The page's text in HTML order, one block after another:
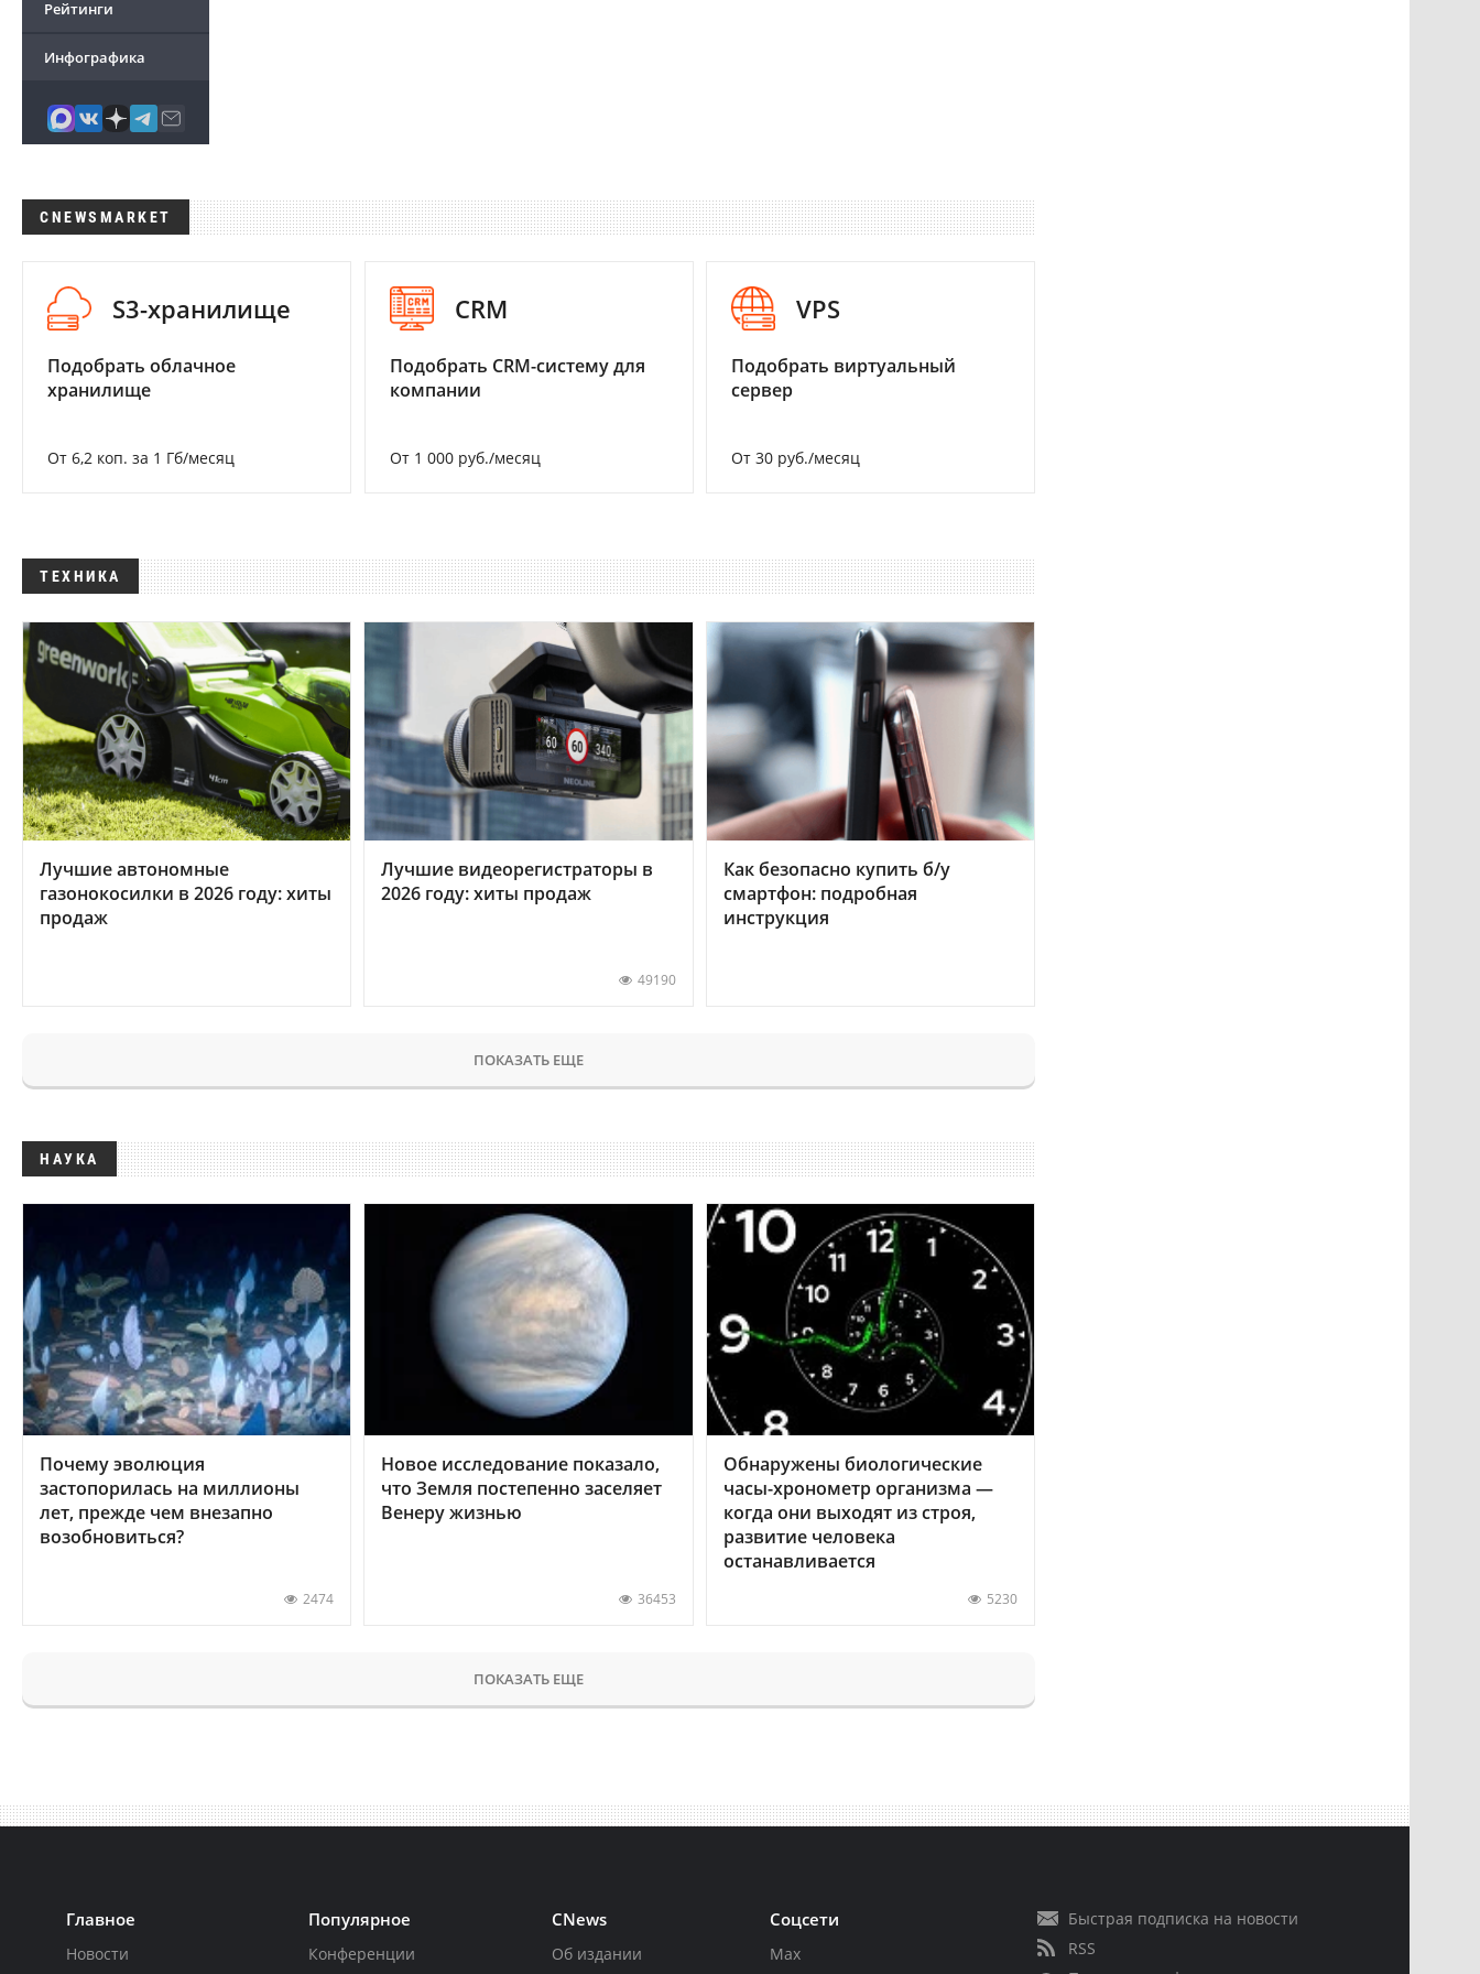
Рейтинги
Инфографика
CNEWSMARKET
S3-хранилище
Подобрать облачное
хранилище
От 6,2 коп. за 1 Гб/месяц
CRM
Подобрать CRM-систему для
компании
От 1 000 руб./месяц
VPS
Подобрать виртуальный
сервер
От 30 руб./месяц
ТЕХНИКА
Лучшие автономные
газонокосилки в 2026 году: хиты
продаж
Лучшие видеорегистраторы в
2026 году: хиты продаж
49190
Как безопасно купить б/у
смартфон: подробная
инструкция
ПОКАЗАТЬ ЕЩЕ
НАУКА
Почему эволюция
застопорилась на миллионы
лет, прежде чем внезапно
возобновиться?
2474
Новое исследование показало,
что Земля постепенно заселяет
Венеру жизнью
36453
Обнаружены биологические
часы-хронометр организма —
когда они выходят из строя,
развитие человека
останавливается
5230
ПОКАЗАТЬ ЕЩЕ
Главное
Новости
Популярное
Конференции
CNews
Об издании
Соцсети
Max
Быстрая подписка на новости
RSS